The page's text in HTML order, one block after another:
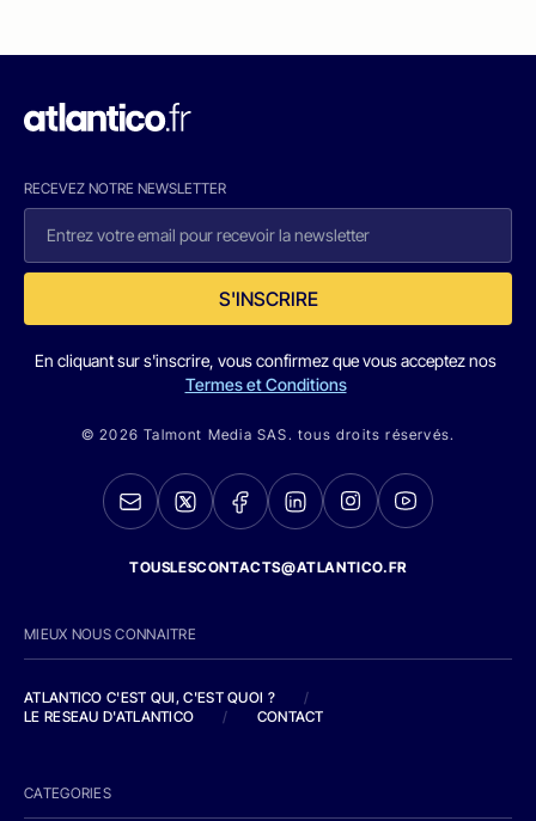
RECEVEZ NOTRE NEWSLETTER
S'INSCRIRE
En cliquant sur s'inscrire, vous confirmez que vous acceptez nos
Termes et Conditions
© 2026 Talmont Media SAS. tous droits réservés.
TOUSLESCONTACTS@ATLANTICO.FR
MIEUX NOUS CONNAITRE
ATLANTICO C'EST QUI, C'EST QUOI ?
/
LE RESEAU D'ATLANTICO
/ CONTACT
CATEGORIES